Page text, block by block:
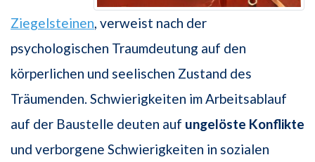
Ziegelsteinen, verweist nach der
psychologischen Traumdeutung auf den
körperlichen und seelischen Zustand des
Träumenden. Schwierigkeiten im Arbeitsablauf
auf der Baustelle deuten auf ungelöste Konflikte
und verborgene Schwierigkeiten in sozialen